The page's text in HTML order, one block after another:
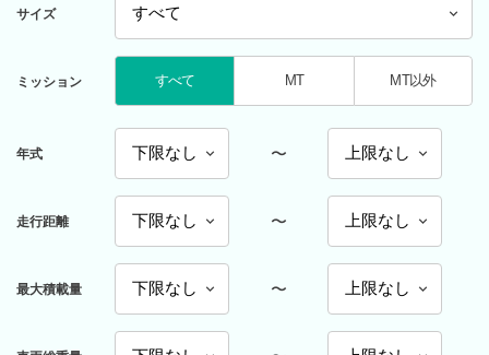
サイズ
ミッション すべて MT MT以外
年式 〜
走行距離 〜
最大積載量 〜